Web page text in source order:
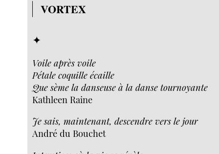
VORTEX
✦
Voile après voile
Pétale coquille écaille
Que sème la danseuse à la danse tournoyante
Kathleen Raine
Je sais, maintenant, descendre vers le jour
André du Bouchet